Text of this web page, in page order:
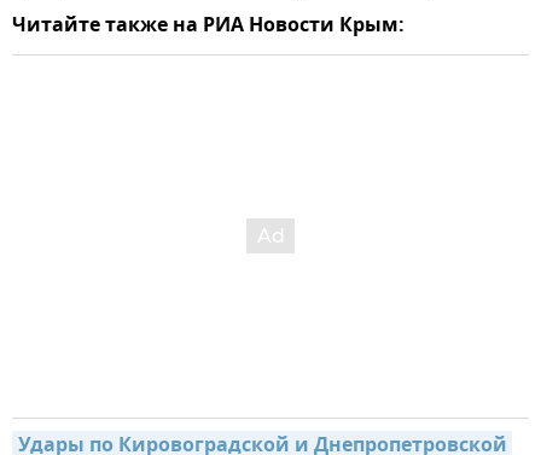
Читайте также на РИА Новости Крым:
Удары по Кировоградской и Днепропетровской